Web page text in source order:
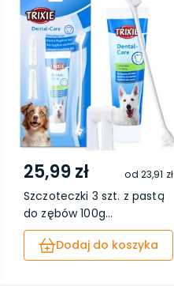
25,99 zł od 23,91 zł
Szczoteczki 3 szt. z pastą
do zębów 100g...
Dodaj do koszyka